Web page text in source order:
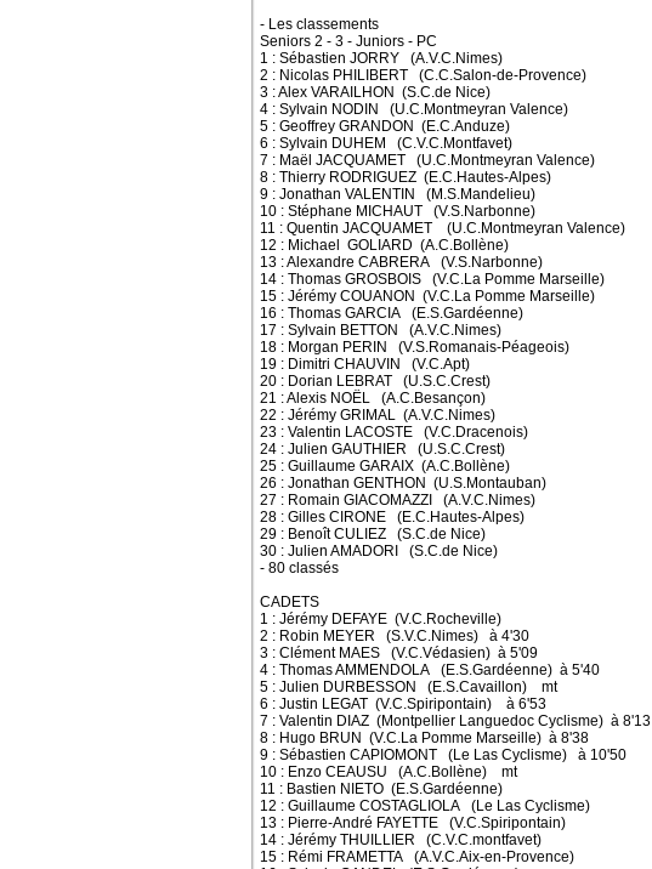
- Les classements
Seniors 2 - 3 - Juniors - PC
1 : Sébastien JORRY (A.V.C.Nimes)
2 : Nicolas PHILIBERT (C.C.Salon-de-Provence)
3 : Alex VARAILHON (S.C.de Nice)
4 : Sylvain NODIN (U.C.Montmeyran Valence)
5 : Geoffrey GRANDON (E.C.Anduze)
6 : Sylvain DUHEM (C.V.C.Montfavet)
7 : Maël JACQUAMET (U.C.Montmeyran Valence)
8 : Thierry RODRIGUEZ (E.C.Hautes-Alpes)
9 : Jonathan VALENTIN (M.S.Mandelieu)
10 : Stéphane MICHAUT (V.S.Narbonne)
11 : Quentin JACQUAMET (U.C.Montmeyran Valence)
12 : Michael GOLIARD (A.C.Bollène)
13 : Alexandre CABRERA (V.S.Narbonne)
14 : Thomas GROSBOIS (V.C.La Pomme Marseille)
15 : Jérémy COUANON (V.C.La Pomme Marseille)
16 : Thomas GARCIA (E.S.Gardéenne)
17 : Sylvain BETTON (A.V.C.Nimes)
18 : Morgan PERIN (V.S.Romanais-Péageois)
19 : Dimitri CHAUVIN (V.C.Apt)
20 : Dorian LEBRAT (U.S.C.Crest)
21 : Alexis NOËL (A.C.Besançon)
22 : Jérémy GRIMAL (A.V.C.Nimes)
23 : Valentin LACOSTE (V.C.Dracenois)
24 : Julien GAUTHIER (U.S.C.Crest)
25 : Guillaume GARAIX (A.C.Bollène)
26 : Jonathan GENTHON (U.S.Montauban)
27 : Romain GIACOMAZZI (A.V.C.Nimes)
28 : Gilles CIRONE (E.C.Hautes-Alpes)
29 : Benoît CULIEZ (S.C.de Nice)
30 : Julien AMADORI (S.C.de Nice)
- 80 classés
CADETS
1 : Jérémy DEFAYE (V.C.Rocheville)
2 : Robin MEYER (S.V.C.Nimes) à 4'30
3 : Clément MAES (V.C.Védasien) à 5'09
4 : Thomas AMMENDOLA (E.S.Gardéenne) à 5'40
5 : Julien DURBESSON (E.S.Cavaillon) mt
6 : Justin LEGAT (V.C.Spiripontain) à 6'53
7 : Valentin DIAZ (Montpellier Languedoc Cyclisme) à 8'13
8 : Hugo BRUN (V.C.La Pomme Marseille) à 8'38
9 : Sébastien CAPIOMONT (Le Las Cyclisme) à 10'50
10 : Enzo CEAUSU (A.C.Bollène) mt
11 : Bastien NIETO (E.S.Gardéenne)
12 : Guillaume COSTAGLIOLA (Le Las Cyclisme)
13 : Pierre-André FAYETTE (V.C.Spiripontain)
14 : Jérémy THUILLIER (C.V.C.montfavet)
15 : Rémi FRAMETTA (A.V.C.Aix-en-Provence)